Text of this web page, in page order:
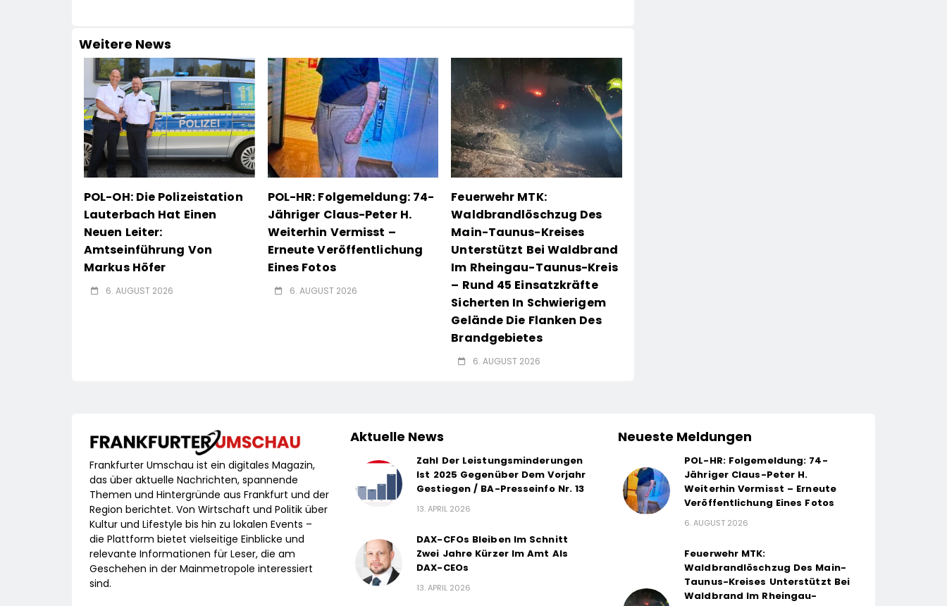
Weitere News
POL-OH: Die Polizeistation
Lauterbach Hat Einen
Neuen Leiter:
Amtseinführung Von
Markus Höfer
6. AUGUST 2026
POL-HR: Folgemeldung: 74-
Jähriger Claus-Peter H.
Weiterhin Vermisst –
Erneute Veröffentlichung
Eines Fotos
6. AUGUST 2026
Feuerwehr MTK:
Waldbrandlöschzug Des
Main-Taunus-Kreises
Unterstützt Bei Waldbrand
Im Rheingau-Taunus-Kreis
– Rund 45 Einsatzkräfte
Sicherten In Schwierigem
Gelände Die Flanken Des
Brandgebietes
6. AUGUST 2026
Frankfurter Umschau ist ein digitales Magazin,
das über aktuelle Nachrichten, spannende
Themen und Hintergründe aus Frankfurt und der
Region berichtet. Von Wirtschaft und Politik über
Kultur und Lifestyle bis hin zu lokalen Events –
die Plattform bietet vielseitige Einblicke und
relevante Informationen für Leser, die am
Geschehen in der Mainmetropole interessiert
sind.
Aktuelle News
Zahl Der Leistungsminderungen
Ist 2025 Gegenüber Dem Vorjahr
Gestiegen / BA-Presseinfo Nr. 13
13. APRIL 2026
DAX-CFOs Bleiben Im Schnitt
Zwei Jahre Kürzer Im Amt Als
DAX-CEOs
13. APRIL 2026
Neueste Meldungen
POL-HR: Folgemeldung: 74-
Jähriger Claus-Peter H.
Weiterhin Vermisst – Erneute
Veröffentlichung Eines Fotos
6. AUGUST 2026
Feuerwehr MTK:
Waldbrandlöschzug Des Main-
Taunus-Kreises Unterstützt Bei
Waldbrand Im Rheingau-